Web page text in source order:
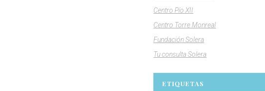
Centro Pío XII
Centro Torre Monreal
Fundación Solera
Tu consulta Solera
ETIQUETAS